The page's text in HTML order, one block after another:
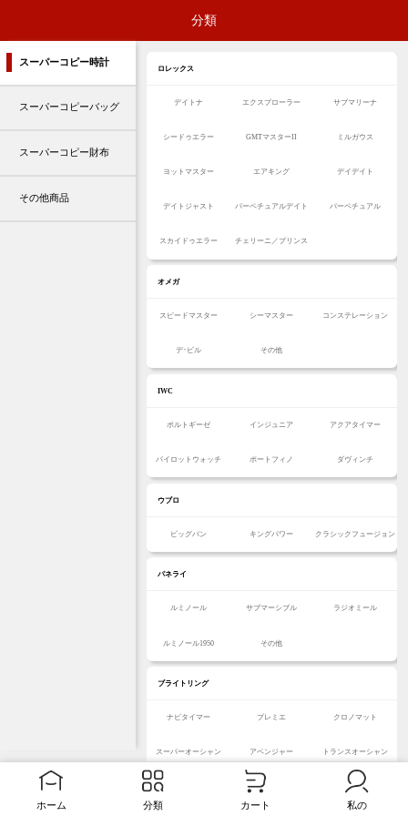
分類
スーパーコピー時計
スーパーコピーバッグ
スーパーコピー財布
その他商品
ロレックス
デイトナ エクスプローラー サブマリーナ
シードゥエラー GMTマスターII ミルガウス
ヨットマスター エアキング デイデイト
デイトジャスト パーペチュアルデイト パーペチュアル
スカイドゥエラー チェリーニ／プリンス
オメガ
スピードマスター シーマスター コンステレーション
デ･ビル その他
IWC
ポルトギーゼ インジュニア アクアタイマー
パイロットウォッチ ポートフィノ ダヴィンチ
ウブロ
ビッグバン キングパワー クラシックフュージョン
パネライ
ルミノール サブマーシブル ラジオミール
ルミノール1950 その他
ブライトリング
ナビタイマー プレミエ クロノマット
スーパーオーシャン アベンジャー トランスオーシャン
クロノスペース モンブリラン その他
ホーム 分類 カート 私の